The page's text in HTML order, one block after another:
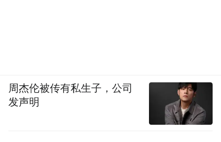
周杰伦被传有私生子，公司
发声明